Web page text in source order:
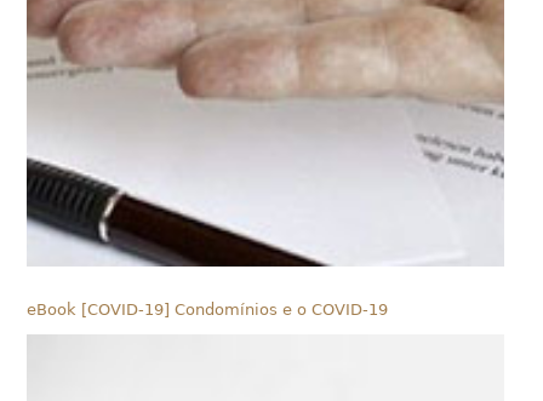
eBook [COVID-19] Condomínios e o COVID-19